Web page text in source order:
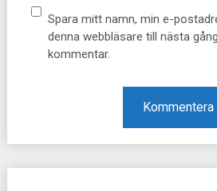
Spara mitt namn, min e-
denna webbläsare till nästa
kommentar.